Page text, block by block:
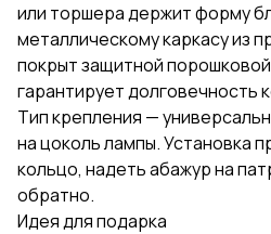
или торшера держит форму
металлическому каркасу из
покрыт защитной
гарантирует долговечность
Тип крепления —
на цоколь лампы. Установка
кольцо, надеть абажур на
обратно.
Идея для подарка